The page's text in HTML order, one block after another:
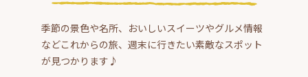
季節の景色や名所、おいしいスイーツやグルメ情報
などこれからの旅、週末に行きたい素敵なスポット
が見つかります♪